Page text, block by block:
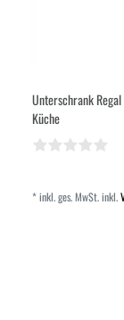
Unterschrank
Küche
*inkl. ges. MwSt.inkl.